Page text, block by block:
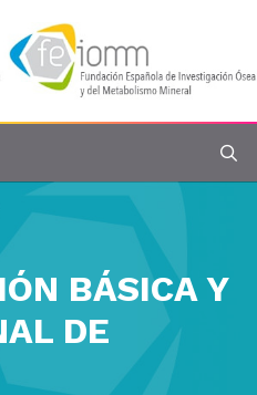
BÁSICA Y
DE